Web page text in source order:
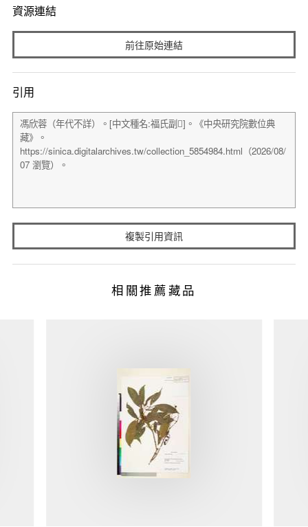
資源連結
前往原始連結
引用
複製引用資訊
相關推薦藏品